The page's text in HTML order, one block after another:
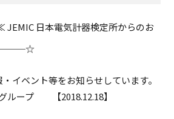
日本電気計器検定所からのお
イベント等をお知らせしています。
ループ 【2018.12.18】